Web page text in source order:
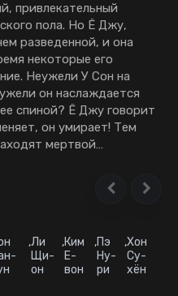
привлекательный
пола. Но Ё Джу,
разведенной, и она
некоторые его
Неужели У Сон на
он наслаждается
спиной? Ё Джу говорит
он умирает! Тем
мертвой…
,Ли
Щи-
он
,Ким
Е-
вон
,Пэ
Ну-
ри
,Хон
Су-
хён